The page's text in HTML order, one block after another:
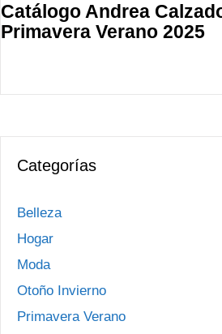
Catálogo Andrea
Primavera Verano 2025
Categorías
Belleza
Hogar
Moda
Otoño Invierno
Primavera Verano